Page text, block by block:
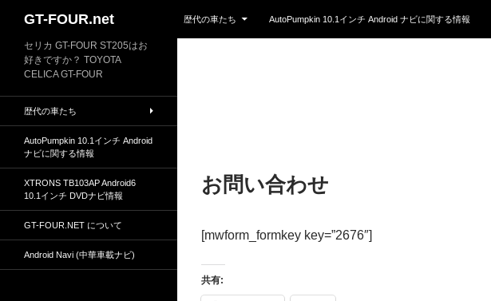
GT-FOUR.net
歴代の車たち
AutoPumpkin 10.1インチ Android ナビに関する情報
お問い合わせ
[mwform_formkey key=”2676″]
共有:
セリカ GT-FOUR ST205はお
好きですか？ TOYOTA
CELICA GT-FOUR
歴代の車たち
AutoPumpkin 10.1インチ Android
ナビに関する情報
XTRONS TB103AP Android6
10.1インチ DVDナビ情報
GT-FOUR.NET について
Android Navi (中華車載ナビ)